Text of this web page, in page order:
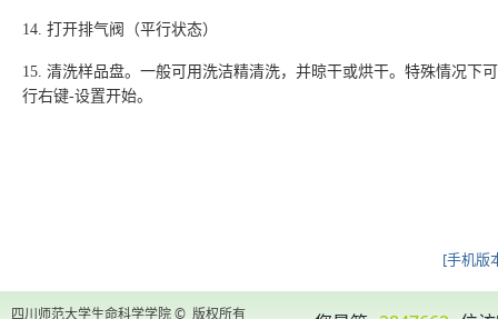
14. 打开排气阀（平行状态）
15. 清洗样品盘。一般可用洗洁精清洗，并晾干或烘干。特殊情况下
行右键-设置开始。
[手机版
四川师范大学生命科学学院 © 版权所有